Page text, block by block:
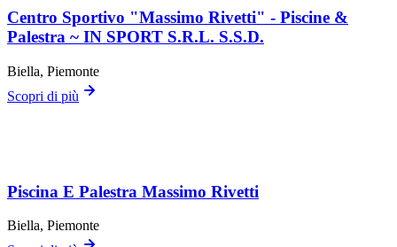
Centro Sportivo "Massimo Rivetti" - Piscine &
Palestra ~ IN SPORT S.R.L. S.S.D.
Biella, Piemonte
Scopri di più
Piscina E Palestra Massimo Rivetti
Biella, Piemonte